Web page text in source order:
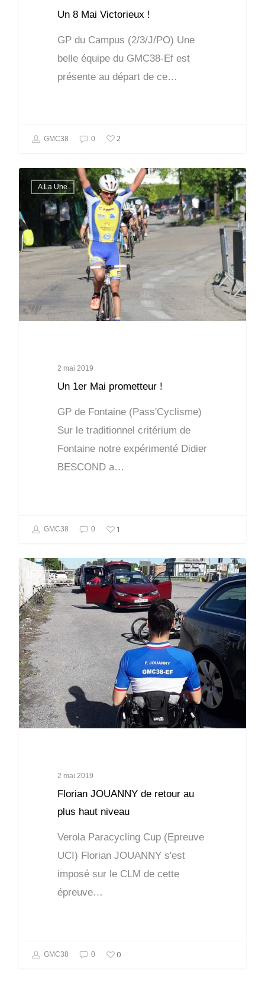
Un 8 Mai Victorieux !
GP du Campus (2/3/J/PO) Une
belle équipe du GMC38-Ef est
présente au départ de ce…
GMC38 0 2
A La Une
2 mai 2019
Un 1er Mai prometteur !
GP de Fontaine (Pass'Cyclisme)
Sur le traditionnel critérium de
Fontaine notre expérimenté Didier
BESCOND a…
GMC38 0 1
A La Une
2 mai 2019
Florian JOUANNY de retour au
plus haut niveau
Verola Paracycling Cup (Epreuve
UCI) Florian JOUANNY s'est
imposé sur le CLM de cette
épreuve…
GMC38 0 0